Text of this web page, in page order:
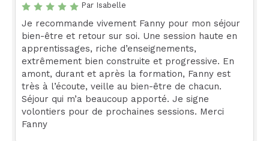
Par Isabelle
Je recommande vivement Fanny pour mon séjour
bien-être et retour sur soi. Une session haute en
apprentissages, riche d’enseignements,
extrêmement bien construite et progressive. En
amont, durant et après la formation, Fanny est
très à l’écoute, veille au bien-être de chacun.
Séjour qui m’a beaucoup apporté. Je signe
volontiers pour de prochaines sessions. Merci
Fanny